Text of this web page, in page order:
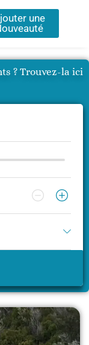
une
? Trouvez-la ici